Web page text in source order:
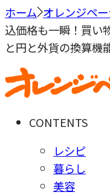
ホーム オレンジペ
込価格も一瞬！買い
と円と外貨の換算機
CONTENTS
レシピ
暮らし
美容